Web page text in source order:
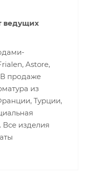
ведущих
Astore,
В продаже
из
Турции,
Все изделия